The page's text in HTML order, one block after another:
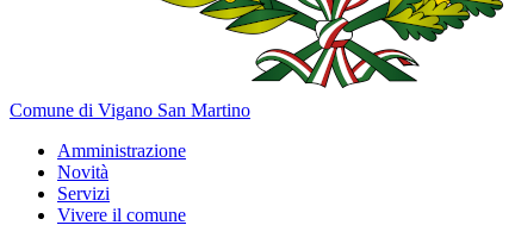
Comune di Vigano San Martino
Amministrazione
Novità
Servizi
Vivere il comune